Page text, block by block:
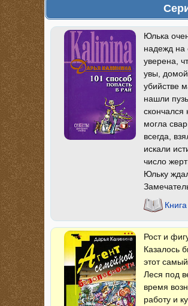
Юлька
надежд на
уверена,
увы,
убийстве
нашли
скончался
могла
всегда,
искали
число
Юльку
Рост и
Казалось
этот
Леся под
время
работу и